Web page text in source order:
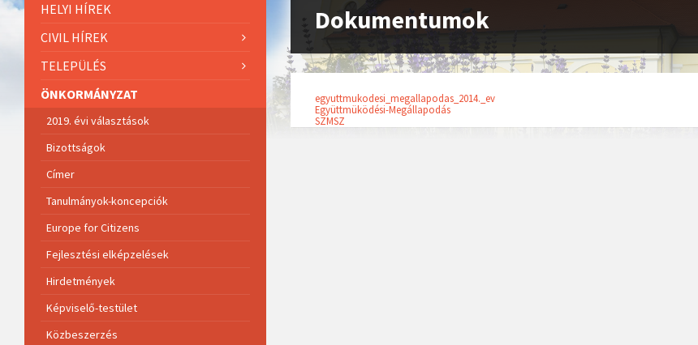
Dokumentumok
egyuttmukodesi_megallapodas_2014._ev
Együttmüködési-Megállapodás
SZMSZ
HELYI HÍREK
CIVIL HÍREK
TELEPÜLÉS
ÖNKORMÁNYZAT
2019. évi választások
Bizottságok
Címer
Tanulmányok-koncepciók
Europe for Citizens
Fejlesztési elképzelések
Hirdetmények
Képviselő-testület
Közbeszerzés